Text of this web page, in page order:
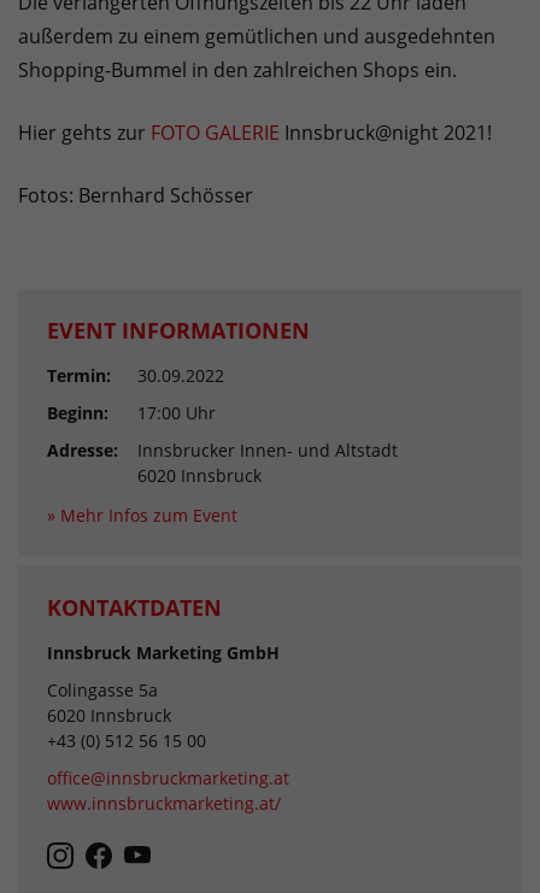
außerdem zu einem gemütlichen und ausgedehnten
Shopping-Bummel in den zahlreichen Shops ein.
Hier gehts zur FOTO GALERIE Innsbruck@night 2021!
Fotos: Bernhard Schösser
EVENT INFORMATIONEN
Termin:
30.09.2022
Beginn:
17:00 Uhr
Adresse:
Innsbrucker Innen- und Altstadt
6020 Innsbruck
» Mehr Infos zum Event
KONTAKTDATEN
Innsbruck Marketing GmbH
Colingasse 5a
6020 Innsbruck
+43 (0) 512 56 15 00
office@innsbruckmarketing.at
www.innsbruckmarketing.at/